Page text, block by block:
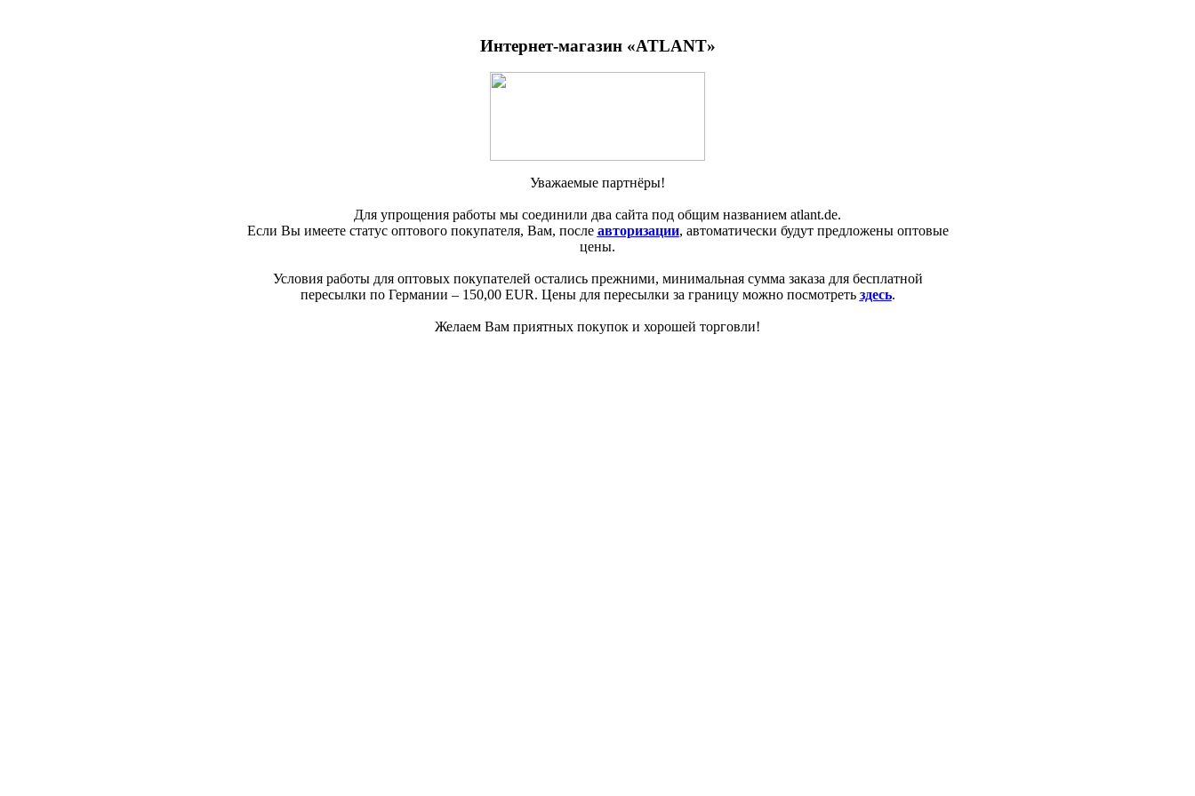
Интернет-магазин «ATLANT»
Уважаемые партнёры!
Для упрощения работы мы соединили два сайта под общим названием atlant.de.
Если Вы имеете статус оптового покупателя, Вам, после авторизации, автоматически будут предложены оптовые
цены.
Условия работы для оптовых покупателей остались прежними, минимальная сумма заказа для бесплатной
пересылки по Германии – 150,00 EUR. Цены для пересылки за границу можно посмотреть здесь.
Желаем Вам приятных покупок и хорошей торговли!